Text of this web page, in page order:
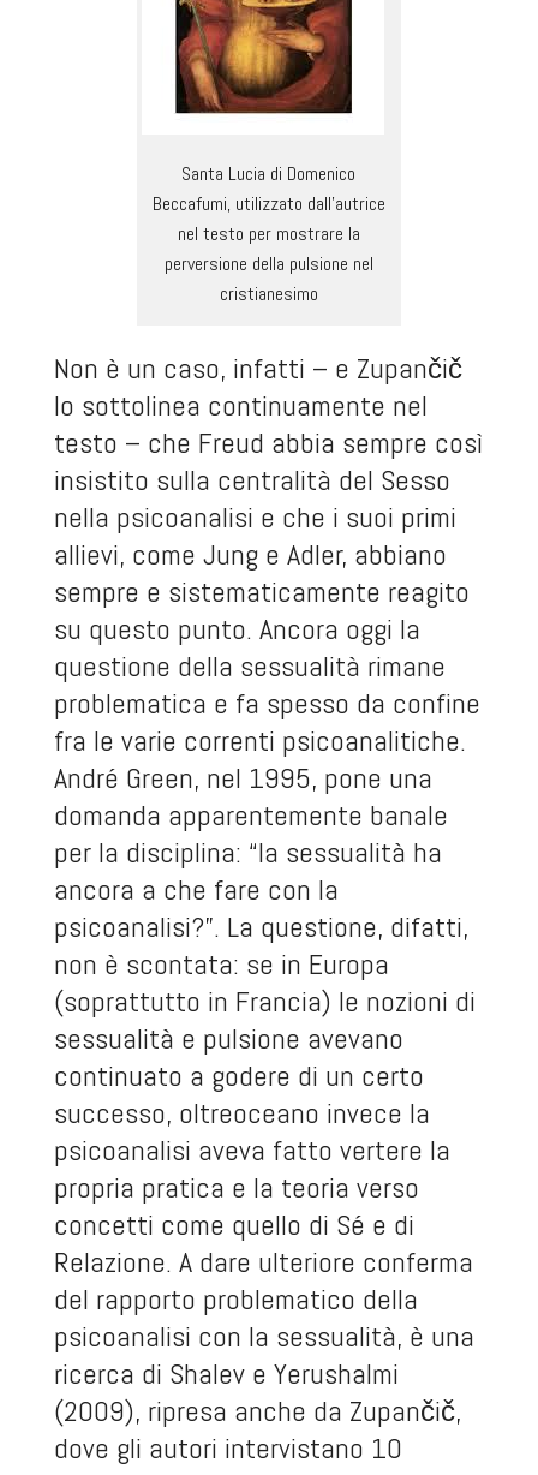
Santa Lucia di Domenico
Beccafumi, utilizzato dall’autrice
nel testo per mostrare la
perversione della pulsione nel
cristianesimo
Non è un caso, infatti – e Zupančič
lo sottolinea continuamente nel
testo – che Freud abbia sempre così
insistito sulla centralità del Sesso
nella psicoanalisi e che i suoi primi
allievi, come Jung e Adler, abbiano
sempre e sistematicamente reagito
su questo punto. Ancora oggi la
questione della sessualità rimane
problematica e fa spesso da confine
fra le varie correnti psicoanalitiche.
André Green, nel 1995, pone una
domanda apparentemente banale
per la disciplina: “la sessualità ha
ancora a che fare con la
psicoanalisi?”. La questione, difatti,
non è scontata: se in Europa
(soprattutto in Francia) le nozioni di
sessualità e pulsione avevano
continuato a godere di un certo
successo, oltreoceano invece la
psicoanalisi aveva fatto vertere la
propria pratica e la teoria verso
concetti come quello di Sé e di
Relazione. A dare ulteriore conferma
del rapporto problematico della
psicoanalisi con la sessualità, è una
ricerca di Shalev e Yerushalmi
(2009), ripresa anche da Zupančič,
dove gli autori intervistano 10